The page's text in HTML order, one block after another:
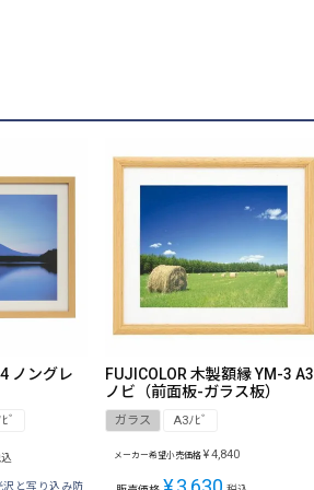
ノングレ
ﾞ
沢と写り込み防
FUJICOLOR 木製額縁 YM-3 A3
ノビ（前面板-ガラス板）
ガラス A3ﾉﾋﾞ
メーカー希望小売価格 ¥4,840